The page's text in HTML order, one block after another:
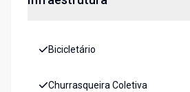
Bicicletário
Churrasqueira Coletiva